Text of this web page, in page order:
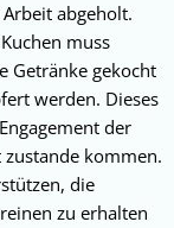
abgeholt.
muss
Getränke gekocht
werden. Dieses
der
zustande kommen.
die
zu erhalten